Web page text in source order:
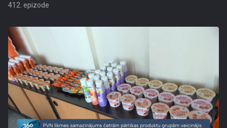
412. epizode